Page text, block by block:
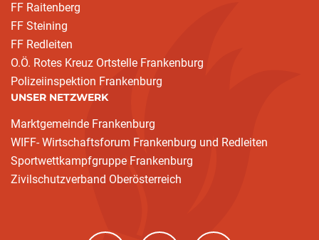
FF Raitenberg
FF Steining
FF Redleiten
O.Ö. Rotes Kreuz Ortstelle Frankenburg
Polizeiinspektion Frankenburg
UNSER NETZWERK
Marktgemeinde Frankenburg
WIFF- Wirtschaftsforum Frankenburg und Redleiten
Sportwettkampfgruppe Frankenburg
Zivilschutzverband Oberösterreich